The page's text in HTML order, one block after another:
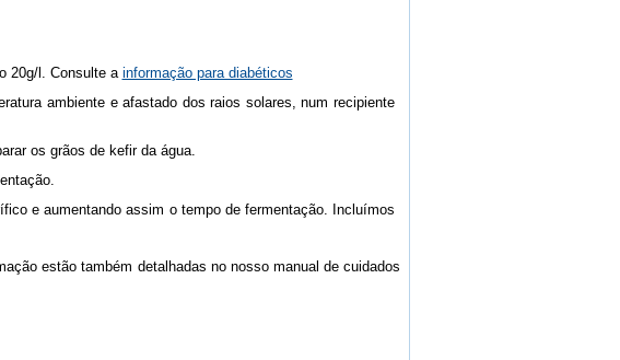
20g/l. Consulte a informação para diabéticos
ambiente e afastado dos raios solares, num recipiente
os grãos de kefir da água.
e aumentando assim o tempo de fermentação. Incluímos
estão também detalhadas no nosso manual de cuidados